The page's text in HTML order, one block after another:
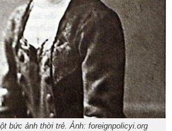
bức ảnh thời trẻ. Ảnh: foreignpolicyi.org